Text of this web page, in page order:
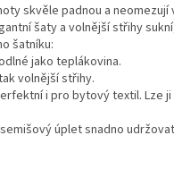
r
v
k
y
v
ý
i
skvěle padnou a neomezují
šaty a volnější střihy
šatníku:
jako teplákovina.
volnější střihy.
i pro bytový textil. Lze
úplet snadno